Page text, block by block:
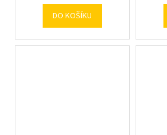
DO KOŠÍKU